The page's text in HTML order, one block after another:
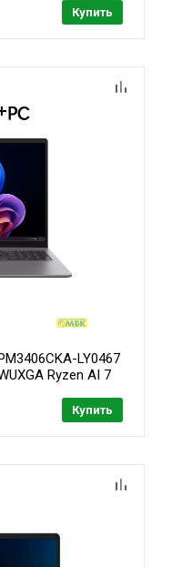
Купить
LY0467
Ryzen AI 7
Купить